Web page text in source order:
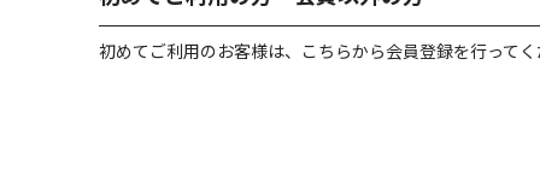
初めてご利用のお客様は、こちらから会員登録を行って